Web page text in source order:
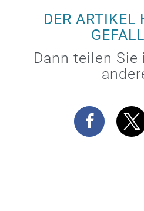
DER ARTIKEL
Dann teilen